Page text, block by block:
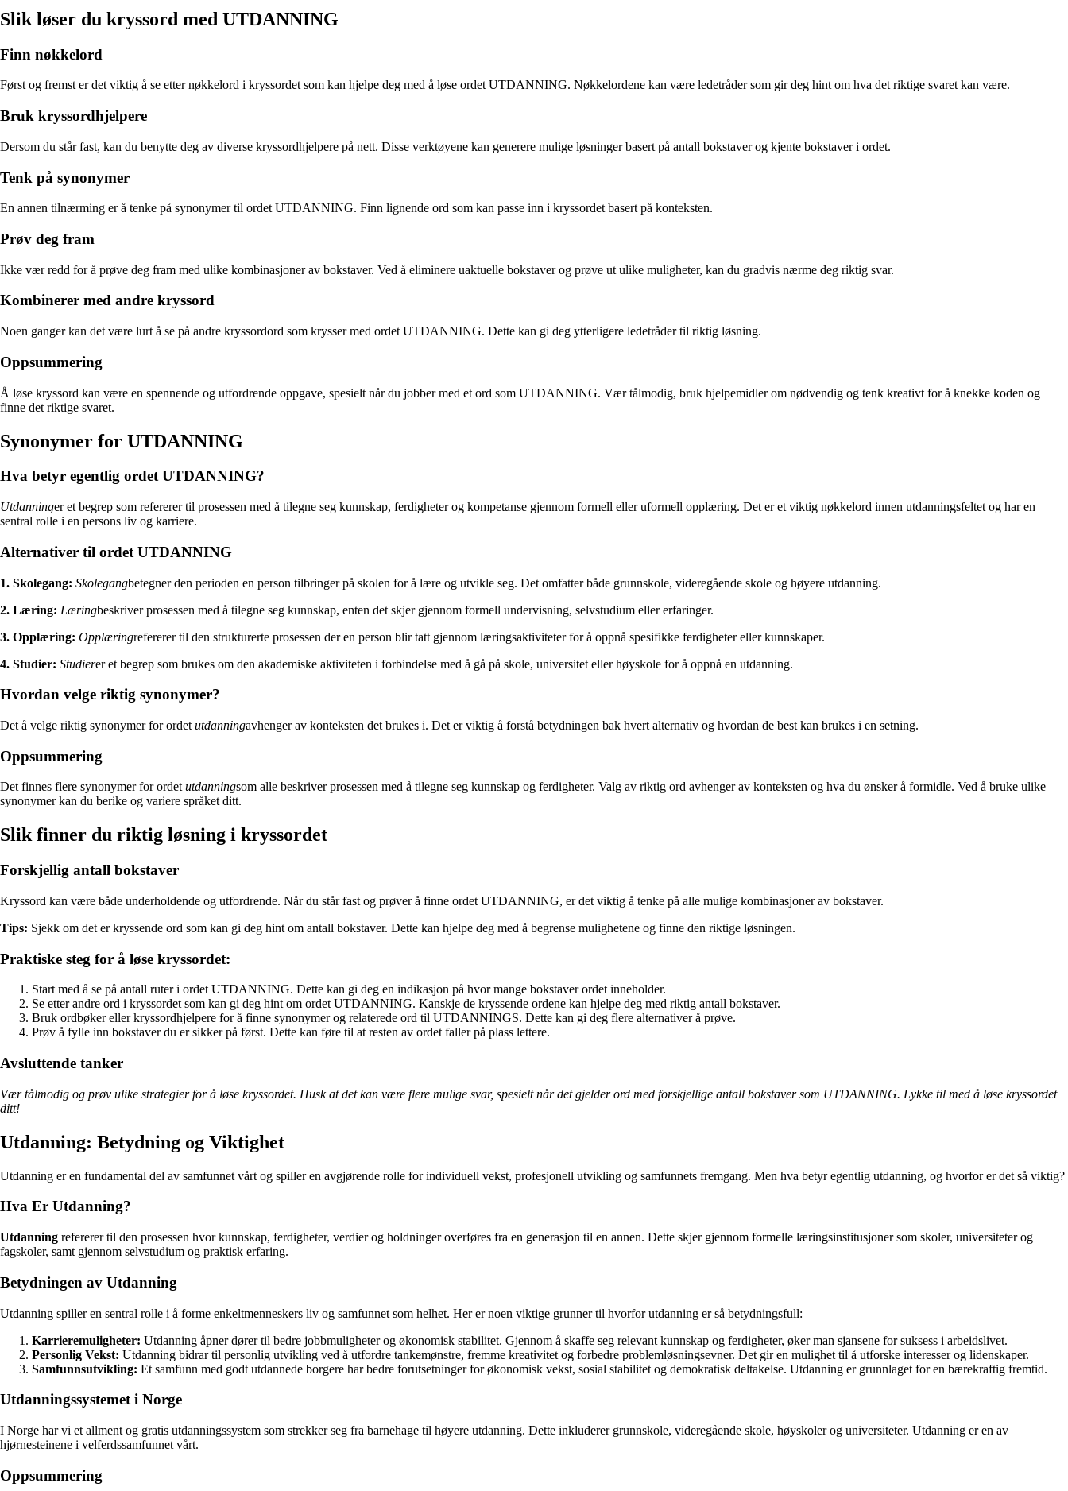
Slik løser du kryssord med UTDANNING
Finn nøkkelord
Først og fremst er det viktig å se etter nøkkelord i kryssordet som kan hjelpe deg med å løse ordet UTDANNING. Nøkkelordene kan være ledetråder som gir deg hint om hva det riktige svaret kan være.
Bruk kryssordhjelpere
Dersom du står fast, kan du benytte deg av diverse kryssordhjelpere på nett. Disse verktøyene kan generere mulige løsninger basert på antall bokstaver og kjente bokstaver i ordet.
Tenk på synonymer
En annen tilnærming er å tenke på synonymer til ordet UTDANNING. Finn lignende ord som kan passe inn i kryssordet basert på konteksten.
Prøv deg fram
Ikke vær redd for å prøve deg fram med ulike kombinasjoner av bokstaver. Ved å eliminere uaktuelle bokstaver og prøve ut ulike muligheter, kan du gradvis nærme deg riktig svar.
Kombinerer med andre kryssord
Noen ganger kan det være lurt å se på andre kryssordord som krysser med ordet UTDANNING. Dette kan gi deg ytterligere ledetråder til riktig løsning.
Oppsummering
Å løse kryssord kan være en spennende og utfordrende oppgave, spesielt når du jobber med et ord som UTDANNING. Vær tålmodig, bruk hjelpemidler om nødvendig og tenk kreativt for å knekke koden og
finne det riktige svaret.
Synonymer for UTDANNING
Hva betyr egentlig ordet UTDANNING?
Utdanninger et begrep som refererer til prosessen med å tilegne seg kunnskap, ferdigheter og kompetanse gjennom formell eller uformell opplæring. Det er et viktig nøkkelord innen utdanningsfeltet og har en
sentral rolle i en persons liv og karriere.
Alternativer til ordet UTDANNING
1. Skolegang: Skolegangbetegner den perioden en person tilbringer på skolen for å lære og utvikle seg. Det omfatter både grunnskole, videregående skole og høyere utdanning.
2. Læring: Læringbeskriver prosessen med å tilegne seg kunnskap, enten det skjer gjennom formell undervisning, selvstudium eller erfaringer.
3. Opplæring: Opplæringrefererer til den strukturerte prosessen der en person blir tatt gjennom læringsaktiviteter for å oppnå spesifikke ferdigheter eller kunnskaper.
4. Studier: Studierer et begrep som brukes om den akademiske aktiviteten i forbindelse med å gå på skole, universitet eller høyskole for å oppnå en utdanning.
Hvordan velge riktig synonymer?
Det å velge riktig synonymer for ordet utdanningavhenger av konteksten det brukes i. Det er viktig å forstå betydningen bak hvert alternativ og hvordan de best kan brukes i en setning.
Oppsummering
Det finnes flere synonymer for ordetutdanningsom alle beskriver prosessen med å tilegne seg kunnskap og ferdigheter. Valg av riktig ord avhenger av konteksten og hva du ønsker å formidle. Ved å bruke ulike
synonymer kan du berike og variere språket ditt.
Slik finner du riktig løsning i kryssordet
Forskjellig antall bokstaver
Kryssord kan være både underholdende og utfordrende. Når du står fast og prøver å finne ordet UTDANNING, er det viktig å tenke på alle mulige kombinasjoner av bokstaver.
Tips: Sjekk om det er kryssende ord som kan gi deg hint om antall bokstaver. Dette kan hjelpe deg med å begrense mulighetene og finne den riktige løsningen.
Praktiske steg for å løse kryssordet:
Start med å se på antall ruter i ordet UTDANNING. Dette kan gi deg en indikasjon på hvor mange bokstaver ordet inneholder.
Se etter andre ord i kryssordet som kan gi deg hint om ordet UTDANNING. Kanskje de kryssende ordene kan hjelpe deg med riktig antall bokstaver.
Bruk ordbøker eller kryssordhjelpere for å finne synonymer og relaterede ord til UTDANNINGS. Dette kan gi deg flere alternativer å prøve.
Prøv å fylle inn bokstaver du er sikker på først. Dette kan føre til at resten av ordet faller på plass lettere.
Avsluttende tanker
Vær tålmodig og prøv ulike strategier for å løse kryssordet. Husk at det kan være flere mulige svar, spesielt når det gjelder ord med forskjellige antall bokstaver som UTDANNING. Lykke til med å løse kryssordet
ditt!
Utdanning: Betydning og Viktighet
Utdanning er en fundamental del av samfunnet vårt og spiller en avgjørende rolle for individuell vekst, profesjonell utvikling og samfunnets fremgang. Men hva betyr egentlig utdanning, og hvorfor er det så viktig?
Hva Er Utdanning?
Utdanning refererer til den prosessen hvor kunnskap, ferdigheter, verdier og holdninger overføres fra en generasjon til en annen. Dette skjer gjennom formelle læringsinstitusjoner som skoler, universiteter og
fagskoler, samt gjennom selvstudium og praktisk erfaring.
Betydningen av Utdanning
Utdanning spiller en sentral rolle i å forme enkeltmenneskers liv og samfunnet som helhet. Her er noen viktige grunner til hvorfor utdanning er så betydningsfull:
Karrieremuligheter: Utdanning åpner dører til bedre jobbmuligheter og økonomisk stabilitet. Gjennom å skaffe seg relevant kunnskap og ferdigheter, øker man sjansene for suksess i arbeidslivet.
Personlig Vekst: Utdanning bidrar til personlig utvikling ved å utfordre tankemønstre, fremme kreativitet og forbedre problemløsningsevner. Det gir en mulighet til å utforske interesser og lidenskaper.
Samfunnsutvikling: Et samfunn med godt utdannede borgere har bedre forutsetninger for økonomisk vekst, sosial stabilitet og demokratisk deltakelse. Utdanning er grunnlaget for en bærekraftig fremtid.
Utdanningssystemet i Norge
I Norge har vi et allment og gratis utdanningssystem som strekker seg fra barnehage til høyere utdanning. Dette inkluderer grunnskole, videregående skole, høyskoler og universiteter. Utdanning er en av
hjørnesteinene i velferdssamfunnet vårt.
Oppsummering